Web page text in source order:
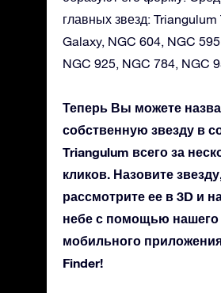
главных звезд:
Galaxy, NGC 604, NGC
NGC 925, NGC 784, NGC
Теперь Вы можете
собственную звезду в
Triangulum всего за
кликов. Назовите
рассмотрите ее в 3D и
небе с помощью нашего
мобильного
Finder!